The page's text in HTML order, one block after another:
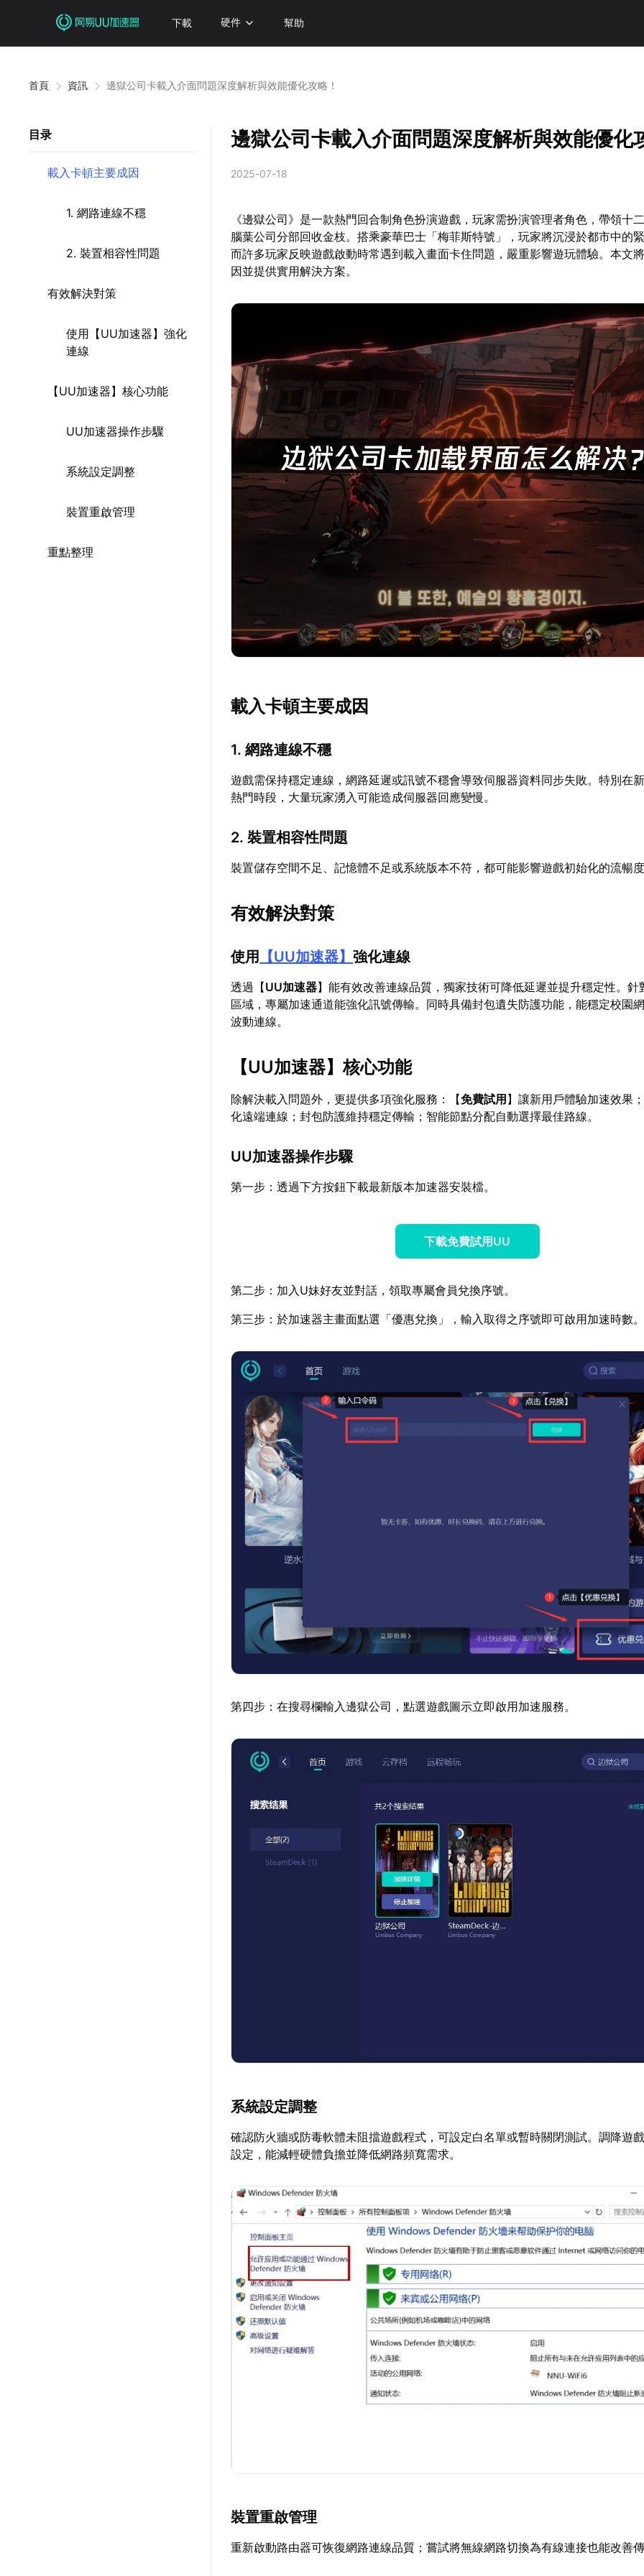
下載 硬件 幫助
首頁 資訊 邊獄公司卡載入介面問題深度解析與效能優化攻略！
目录
載入卡頓主要成因
1. 網路連線不穩
2. 裝置相容性問題
有效解決對策
使用【UU加速器】強化
連線
【UU加速器】核心功能
UU加速器操作步驟
系統設定調整
裝置重啟管理
重點整理
邊獄公司卡載入介面問題深度解析與效能優化
2025-07-18
《邊獄公司》是一款熱門回合制角色扮演遊戲，玩家需扮演管理者角色，帶領十
腦葉公司分部回收金枝。搭乘豪華巴士「梅菲斯特號」，玩家將沉浸於都市中的
而許多玩家反映遊戲啟動時常遇到載入畫面卡住問題，嚴重影響遊玩體驗。本文
因並提供實用解決方案。
載入卡頓主要成因
1. 網路連線不穩
遊戲需保持穩定連線，網路延遲或訊號不穩會導致伺服器資料同步失敗。特別在
熱門時段，大量玩家湧入可能造成伺服器回應變慢。
2. 裝置相容性問題
裝置儲存空間不足、記憶體不足或系統版本不符，都可能影響遊戲初始化的流暢
有效解決對策
使用 【UU加速器】強化連線
透過【UU加速器】能有效改善連線品質，獨家技術可降低延遲並提升穩定性。針
區域，專屬加速通道能強化訊號傳輸。同時具備封包遺失防護功能，能穩定校園
波動連線。
【UU加速器】核心功能
除解決載入問題外，更提供多項強化服務：【免費試用】讓新用戶體驗加速效果
化遠端連線；封包防護維持穩定傳輸；智能節點分配自動選擇最佳路線。
UU加速器操作步驟
第一步：透過下方按鈕下載最新版本加速器安裝檔。
下載免費試用UU
第二步：加入U妹好友並對話，領取專屬會員兌換序號。
第三步：於加速器主畫面點選「優惠兌換」，輸入取得之序號即可啟用加速時數
第四步：在搜尋欄輸入邊獄公司，點選遊戲圖示立即啟用加速服務。
系統設定調整
確認防火牆或防毒軟體未阻擋遊戲程式，可設定白名單或暫時關閉測試。調降遊
設定，能減輕硬體負擔並降低網路頻寬需求。
裝置重啟管理
重新啟動路由器可恢復網路連線品質；嘗試將無線網路切換為有線連接也能改善